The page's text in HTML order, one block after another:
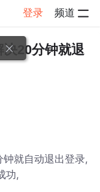
登录 频道
20分钟就退
就自动退出登录,
功,